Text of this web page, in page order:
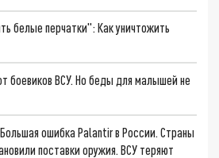
белые перчатки": Как уничтожить
боевиков ВСУ. Но беды для малышей не
ошибка Palantir в России. Страны
поставки оружия. ВСУ теряют